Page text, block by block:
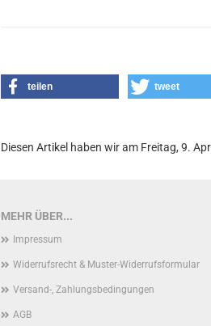
teilen tweet
Diesen Artikel haben wir am Freitag, 9.
MEHR ÜBER...
Impressum
Widerrufsrecht & Muster-Widerrufsformular
Versand-, Zahlungsbedingungen
AGB